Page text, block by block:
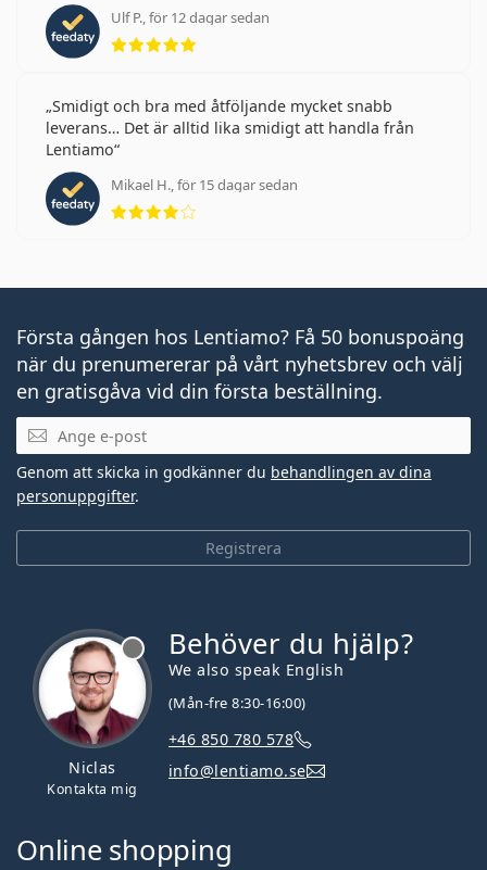
Ulf P., för 12 dagar sedan
Betyg 5 av 5
Smidigt och bra med åtföljande mycket snabb
leverans… Det är alltid lika smidigt att handla från
Lentiamo
Mikael H., för 15 dagar sedan
Betyg 4 av 5
Första gången hos Lentiamo? Få 50 bonuspoäng
när du prenumererar på vårt nyhetsbrev och välj
en gratisgåva vid din första beställning.
Mejladress
Registrera
Genom att skicka in godkänner du behandlingen av dina
personuppgifter.
Niclas
Kontakta mig
Behöver du hjälp?
We also speak English
(Mån-fre 8:30-16:00)
+46 850 780 578
info@lentiamo.se
Online shopping